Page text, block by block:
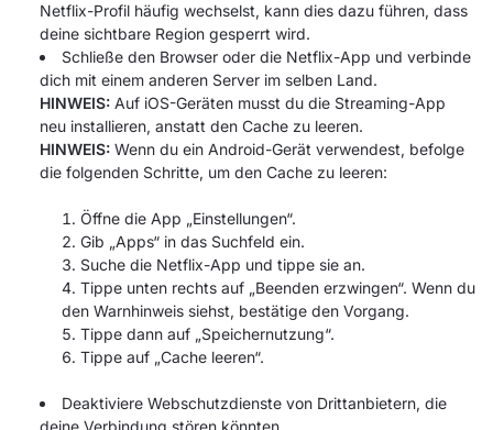
Netflix-Profil häufig wechselst, kann dies dazu führen, dass
deine sichtbare Region gesperrt wird.
Schließe den Browser oder die Netflix-App und verbinde
dich mit einem anderen Server im selben Land.
HINWEIS: Auf iOS-Geräten musst du die Streaming-App
neu installieren, anstatt den Cache zu leeren.
HINWEIS: Wenn du ein Android-Gerät verwendest, befolge
die folgenden Schritte, um den Cache zu leeren:
Öffne die App „Einstellungen“.
Gib „Apps“ in das Suchfeld ein.
Suche die Netflix-App und tippe sie an.
Tippe unten rechts auf „Beenden erzwingen“. Wenn du
den Warnhinweis siehst, bestätige den Vorgang.
Tippe dann auf „Speichernutzung“.
Tippe auf „Cache leeren“.
Deaktiviere Webschutzdienste von Drittanbietern, die
deine Verbindung stören könnten.